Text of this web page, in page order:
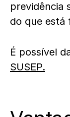
previdência
do que está
É possível
SUSEP.